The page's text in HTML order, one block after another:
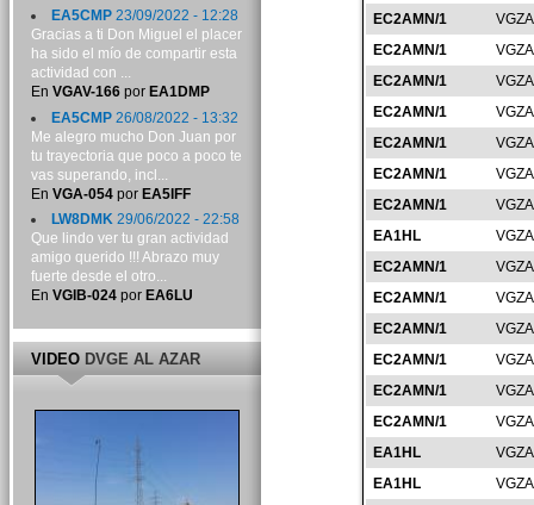
EC2AMN/1
EC2AMN/1
EC2AMN/1
EC2AMN/1
EC2AMN/1
EC2AMN/1
EC2AMN/1
EA1HL
EC2AMN/1
EC2AMN/1
EC2AMN/1
EC2AMN/1
EC2AMN/1
EC2AMN/1
EA1HL
EA1HL
EA5CMP23/09/2022 - 12:28
Gracias a ti Don Miguel el placer
ha sido el mío de compartir esta
actividad con ...
En VGAV-166por EA1DMP
EA5CMP26/08/2022 - 13:32
Me alegro mucho Don Juan por
tu trayectoria que poco a poco te
vas superando, incl...
En VGA-054por EA5IFF
LW8DMK29/06/2022 - 22:58
Que lindo ver tu gran actividad
amigo querido !!! Abrazo muy
fuerte desde el otro...
En VGIB-024por EA6LU
VIDEODVGE AL AZAR